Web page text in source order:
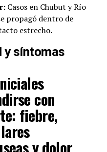
Casos en Chubut y Río
propagó dentro de
estrecho.
y síntomas
con
fiebre,
y dolor